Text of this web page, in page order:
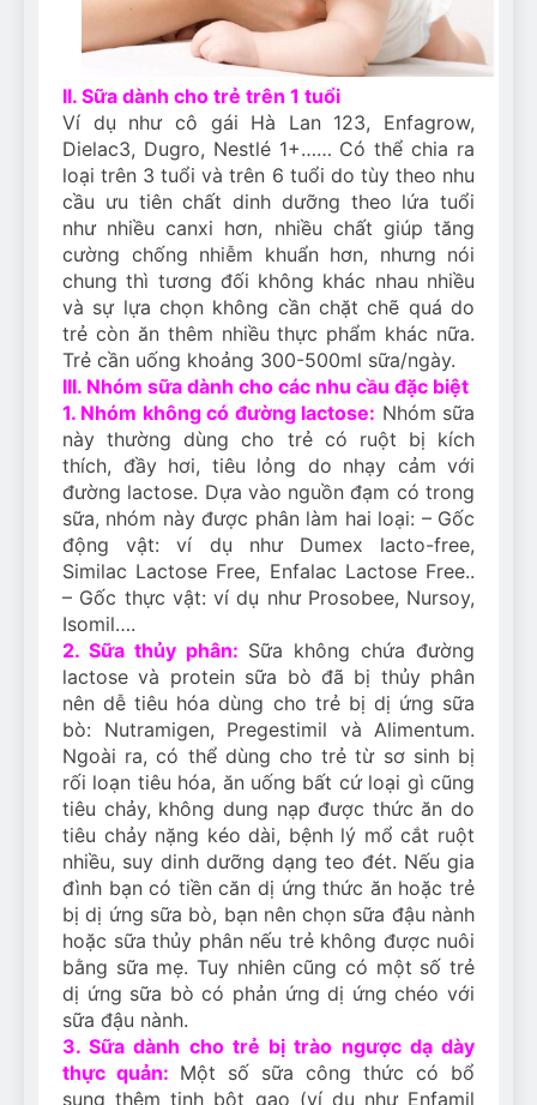
II. Sữa dành cho trẻ trên 1 tuổi
Ví dụ như cô gái Hà Lan 123, Enfagrow,
Dielac3, Dugro, Nestlé 1+…… Có thể chia ra
loại trên 3 tuổi và trên 6 tuổi do tùy theo nhu
cầu ưu tiên chất dinh dưỡng theo lứa tuổi
như nhiều canxi hơn, nhiều chất giúp tăng
cường chống nhiễm khuẩn hơn, nhưng nói
chung thì tương đối không khác nhau nhiều
và sự lựa chọn không cần chặt chẽ quá do
trẻ còn ăn thêm nhiều thực phẩm khác nữa.
Trẻ cần uống khoảng 300-500ml sữa/ngày.
III. Nhóm sữa dành cho các nhu cầu đặc biệt
1. Nhóm không có đường lactose: Nhóm sữa
này thường dùng cho trẻ có ruột bị kích
thích, đầy hơi, tiêu lỏng do nhạy cảm với
đường lactose. Dựa vào nguồn đạm có trong
sữa, nhóm này được phân làm hai loại: – Gốc
động vật: ví dụ như Dumex lacto-free,
Similac Lactose Free, Enfalac Lactose Free..
– Gốc thực vật: ví dụ như Prosobee, Nursoy,
Isomil….
2. Sữa thủy phân: Sữa không chứa đường
lactose và protein sữa bò đã bị thủy phân
nên dễ tiêu hóa dùng cho trẻ bị dị ứng sữa
bò: Nutramigen, Pregestimil và Alimentum.
Ngoài ra, có thể dùng cho trẻ từ sơ sinh bị
rối loạn tiêu hóa, ăn uống bất cứ loại gì cũng
tiêu chảy, không dung nạp được thức ăn do
tiêu chảy nặng kéo dài, bệnh lý mổ cắt ruột
nhiều, suy dinh dưỡng dạng teo đét. Nếu gia
đình bạn có tiền căn dị ứng thức ăn hoặc trẻ
bị dị ứng sữa bò, bạn nên chọn sữa đậu nành
hoặc sữa thủy phân nếu trẻ không được nuôi
bằng sữa mẹ. Tuy nhiên cũng có một số trẻ
dị ứng sữa bò có phản ứng dị ứng chéo với
sữa đậu nành.
3. Sữa dành cho trẻ bị trào ngược dạ dày
thực quản: Một số sữa công thức có bổ
sung thêm tinh bột gạo (ví dụ như Enfamil